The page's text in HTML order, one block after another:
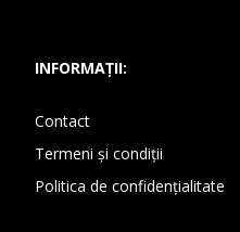
INFORMAȚII:
Contact
Termeni și condiții
Politica de confidențialitate